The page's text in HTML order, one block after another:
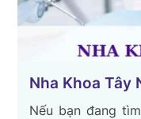
Nha Khoa Tây
Nếu bạn đang